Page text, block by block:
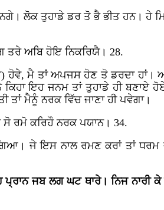
ਲੋਕ ਤੁਹਾਡੇ ਡਰ ਤੋ ਭੈ ਭੀਤ ਹਨ। ਹੇ
ਤਰੇ ਅਬਿ ਹੋਇ ਨਿਕਰਿਯੈ। 28.
ਹੋਵੇ, ਮੈ ਤਾਂ ਅਪਜਸ ਹੋਣ ਤੋ ਡਰਦਾ ਹਾਂ।
ਇਹ ਜਨਮ ਤਾਂ ਤੁਹਾਡੇ ਹੀ ਬਣਾਏ
ਤਾਂ ਮੈਨੂੰ ਨਰਕ ਵਿੱਚ ਜਾਣਾ ਹੀ ਪਵੇਗਾ।
ਰਮੋ ਕਰਿਹੌ ਨਰਕ ਪਯਾਨ। 34.
ਜੇ ਇਸ ਨਾਲ ਰਮਣ ਕਰਾਂ ਤਾਂ
ਜਬ ਲਗ ਘਟ ਥਾਰੇ। ਨਿਜ ਨਾਰੀ